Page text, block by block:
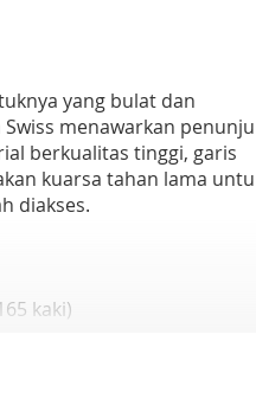
yang bulat dan
menawarkan
berkualitas tinggi, garis
kuarsa tahan lama
diakses.
kaki)